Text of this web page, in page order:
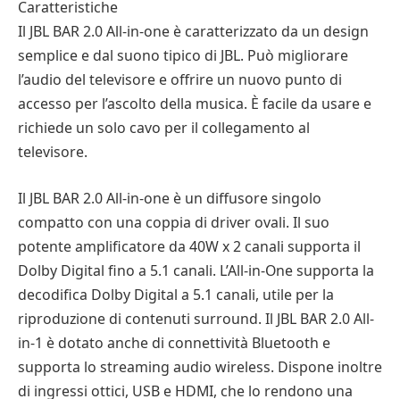
Caratteristiche
Il JBL BAR 2.0 All-in-one è caratterizzato da un design
semplice e dal suono tipico di JBL. Può migliorare
l’audio del televisore e offrire un nuovo punto di
accesso per l’ascolto della musica. È facile da usare e
richiede un solo cavo per il collegamento al
televisore.
Il JBL BAR 2.0 All-in-one è un diffusore singolo
compatto con una coppia di driver ovali. Il suo
potente amplificatore da 40W x 2 canali supporta il
Dolby Digital fino a 5.1 canali. L’All-in-One supporta la
decodifica Dolby Digital a 5.1 canali, utile per la
riproduzione di contenuti surround. Il JBL BAR 2.0 All-
in-1 è dotato anche di connettività Bluetooth e
supporta lo streaming audio wireless. Dispone inoltre
di ingressi ottici, USB e HDMI, che lo rendono una